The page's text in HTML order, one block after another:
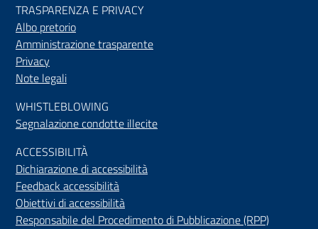
TRASPARENZA E PRIVACY
Albo pretorio
Amministrazione trasparente
Privacy
Note legali
WHISTLEBLOWING
Segnalazione condotte illecite
ACCESSIBILITÀ
Dichiarazione di accessibilità
Feedback accessibilità
Obiettivi di accessibilità
Responsabile del Procedimento di Pubblicazione (RPP)